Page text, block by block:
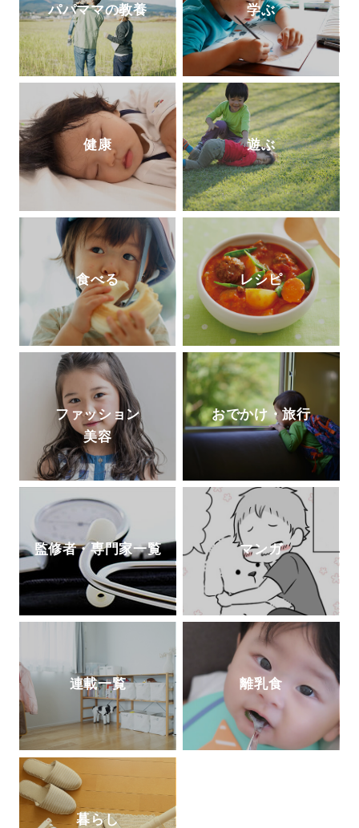
パパママの教養 学ぶ
健康 遊ぶ
食べる レシピ
ファッション
美容
おでかけ・旅行
監修者・専門家一覧 マンガ
連載一覧 離乳食
暮らし